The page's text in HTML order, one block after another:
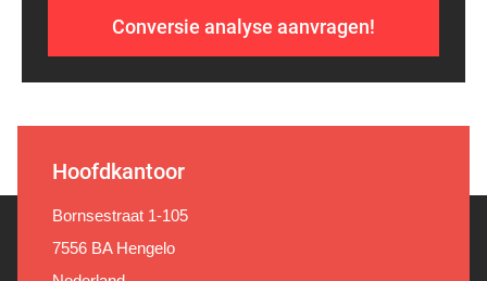
Conversie analyse aanvragen!
Hoofdkantoor
Bornsestraat 1-105
7556 BA Hengelo